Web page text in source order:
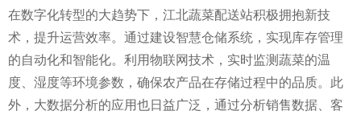
在数字化转型的大趋势下，江北蔬菜配送站积极拥抱新技
术，提升运营效率。通过建设智慧仓储系统，实现库存管理
的自动化和智能化。利用物联网技术，实时监测蔬菜的温
度、湿度等环境参数，确保农产品在存储过程中的品质。此
外，大数据分析的应用也日益广泛，通过分析销售数据、客